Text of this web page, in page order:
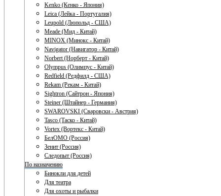
Kenko (Кенко - Япония)
Leica (Лейка - Португалия)
Leupold (Люпольд - США)
Meade (Мид - Китай)
MINOX (Минокс - Китай)
Navigator (Навигатор - Китай)
Norbert (Норберт - Китай)
Olympus (Олимпус - Китай)
Redfield (Редфилд - США)
Rekam (Рекам - Китай)
Sightron (Сайтрон - Япония)
Steiner (Штайнер - Германия)
SWAROVSKI (Сваровски - Австрия)
Tasco (Таско - Китай)
Vortex (Вортекс - Китай)
БелОМО (Россия)
Зенит (Россия)
Следопыт (Россия)
По назначению
Бинокли для детей
Для театра
Для охоты и рыбалки